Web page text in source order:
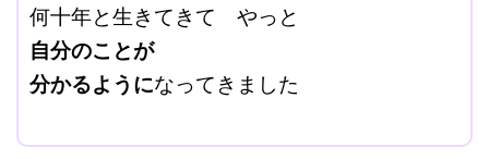
何十年と生きてきて やっと
自分のことが
分かるようになってきました